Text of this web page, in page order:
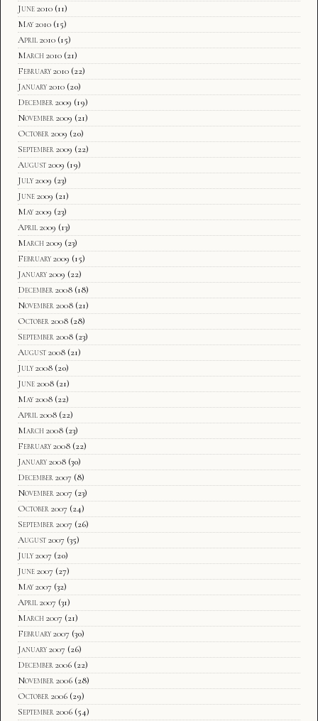
June 2010 (11)
May 2010 (15)
April 2010 (15)
March 2010 (21)
February 2010 (22)
January 2010 (20)
December 2009 (19)
November 2009 (21)
October 2009 (20)
September 2009 (22)
August 2009 (19)
July 2009 (23)
June 2009 (21)
May 2009 (23)
April 2009 (13)
March 2009 (23)
February 2009 (15)
January 2009 (22)
December 2008 (18)
November 2008 (21)
October 2008 (28)
September 2008 (23)
August 2008 (21)
July 2008 (20)
June 2008 (21)
May 2008 (22)
April 2008 (22)
March 2008 (23)
February 2008 (22)
January 2008 (30)
December 2007 (8)
November 2007 (23)
October 2007 (24)
September 2007 (26)
August 2007 (35)
July 2007 (20)
June 2007 (27)
May 2007 (32)
April 2007 (31)
March 2007 (21)
February 2007 (30)
January 2007 (26)
December 2006 (22)
November 2006 (28)
October 2006 (29)
September 2006 (54)